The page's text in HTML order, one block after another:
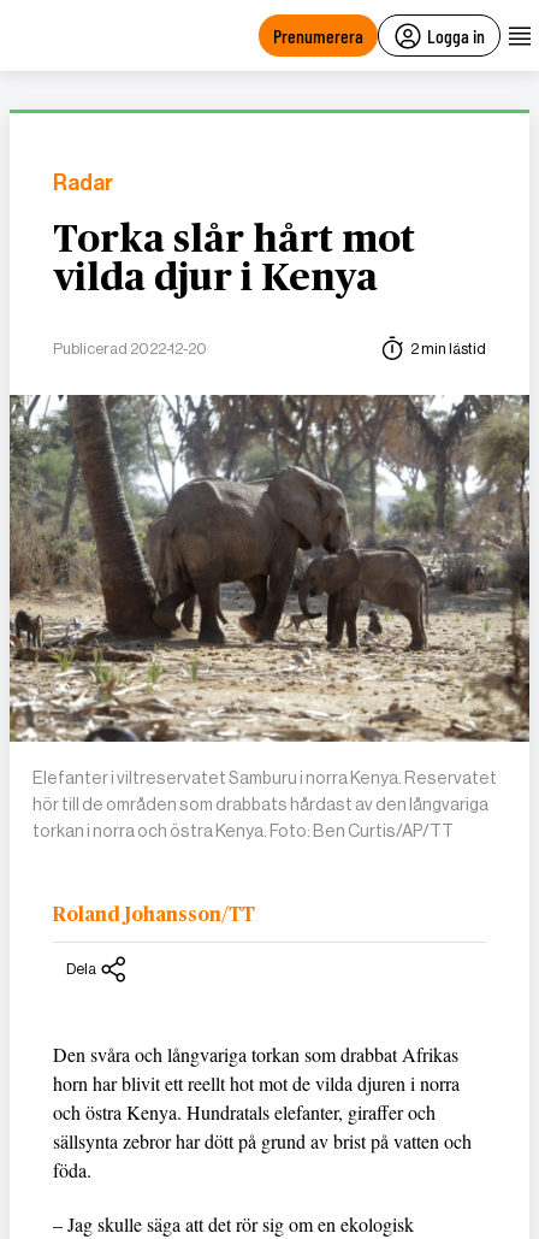
Prenumerera Logga in
Radar
Torka slår hårt mot
vilda djur i Kenya
Publicerad 2022-12-20 2 min lästid
Elefanter i viltreservatet Samburu i norra Kenya. Reservatet
hör till de områden som drabbats hårdast av den långvariga
torkan i norra och östra Kenya. Foto: Ben Curtis/AP/TT
Roland Johansson/TT
Dela
Den svåra och långvariga torkan som drabbat Afrikas
horn har blivit ett reellt hot mot de vilda djuren i norra
och östra Kenya. Hundratals elefanter, giraffer och
sällsynta zebror har dött på grund av brist på vatten och
föda.
– Jag skulle säga att det rör sig om en ekologisk